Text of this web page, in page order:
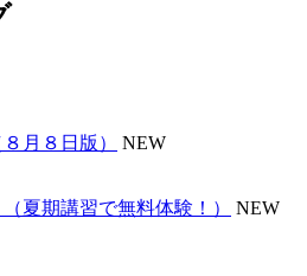
月８日版）
NEW
夏期講習で無料体験！）
NEW